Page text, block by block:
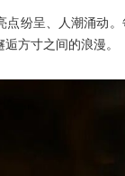
点纷呈、人潮涌动
方寸之间的浪漫。